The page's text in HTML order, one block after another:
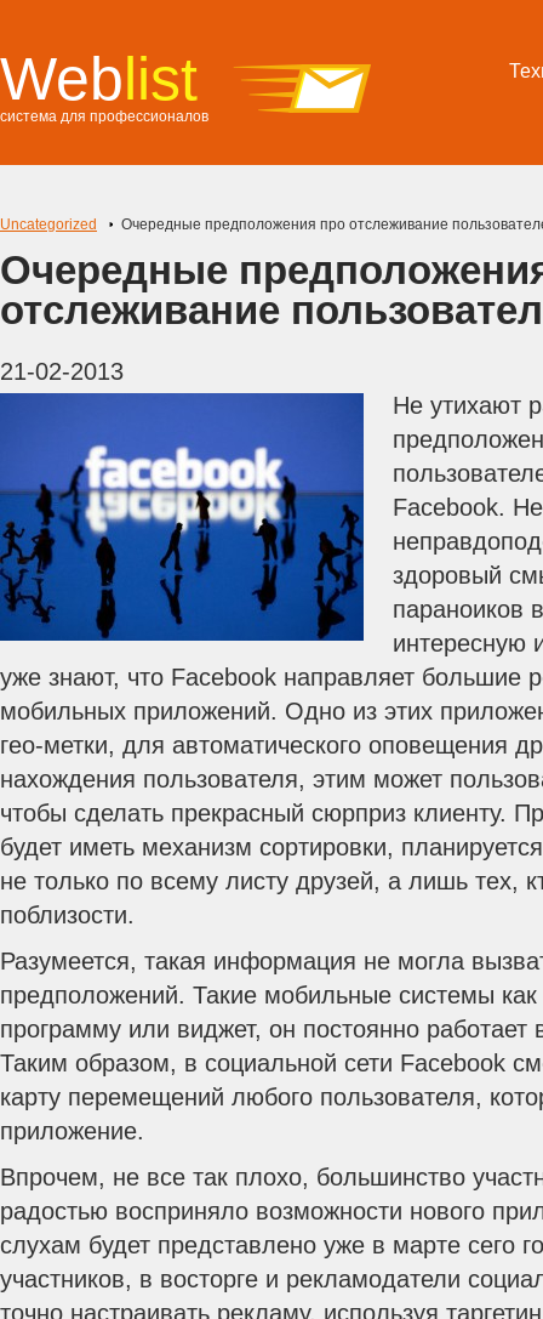
Weblist
система для профессионалов
Uncategorized Очередные предположения про отслеживание
Очередные
отслеживание
21-02-2013
Не утихают
Facebook.
здоровый
параноиков
интересную
уже знают, что Facebook направляет большие
мобильных приложений. Одно из этих
гео-метки, для автоматического оповещения
нахождения пользователя, этим может
чтобы сделать прекрасный сюрприз клиенту.
будет иметь механизм сортировки,
не только по всему листу друзей, а лишь тех,
поблизости.
Разумеется, такая информация не могла
предположений. Такие мобильные системы
программу или виджет, он постоянно
Таким образом, в социальной сети Facebook
карту перемещений любого пользователя,
приложение.
Впрочем, не все так плохо, большинство
радостью восприняло возможности нового
слухам будет представлено уже в марте сего
участников, в восторге и рекламодатели
точно настраивать рекламу, используя